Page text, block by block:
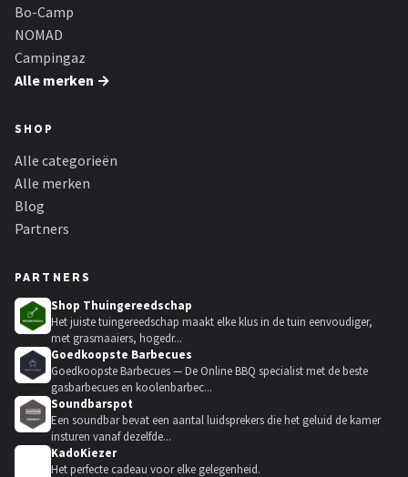
Bo-Camp
NOMAD
Campingaz
Alle merken →
SHOP
Alle categorieën
Alle merken
Blog
Partners
PARTNERS
Shop Thuingereedschap
Het juiste tuingereedschap maakt elke klus in de tuin eenvoudiger,
met grasmaaiers, hogedr...
Goedkoopste Barbecues
Goedkoopste Barbecues — De Online BBQ specialist met de beste
gasbarbecues en koolenbarbec...
Soundbarspot
Een soundbar bevat een aantal luidsprekers die het geluid de kamer
insturen vanaf dezelfde...
KadoKiezer
Het perfecte cadeau voor elke gelegenheid.